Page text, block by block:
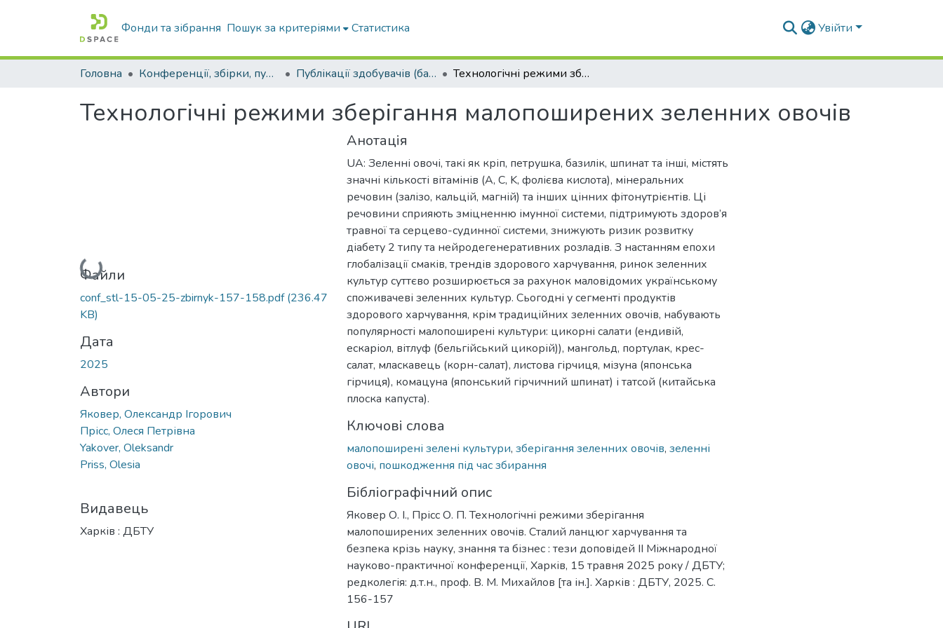
Фонди та зібрання Пошук за критеріями Статистика Увійти
Головна Конференції, збірки, публікації молодих вчених і здобувачів : магістрів, бакалаврів, аспірантів. Публікації здобувачів (бакалаврів. магістрів, аспірантів) Технологічні режими зберігання малопоширених зеленних овочів
Технологічні режими зберігання малопоширених зеленних овочів
Вантажиться...
Файли
conf_stl-15-05-25-zbirnyk-157-158.pdf(236.47
KB)
Дата
2025
Автори
Яковер, Олександр Ігорович
Прісс, Олеся Петрівна
Yakover, Oleksandr
Priss, Olesia
Видавець
Харків : ДБТУ
Анотація
UA: Зеленні овочі, такі як кріп, петрушка, базилік, шпинат та інші, містять
значні кількості вітамінів (A, C, K, фолієва кислота), мінеральних
речовин (залізо, кальцій, магній) та інших цінних фітонутрієнтів. Ці
речовини сприяють зміцненню імунної системи, підтримують здоров’я
травної та серцево-судинної системи, знижують ризик розвитку
діабету 2 типу та нейродегенеративних розладів. З настанням епохи
глобалізації смаків, трендів здорового харчування, ринок зеленних
культур суттєво розширюється за рахунок маловідомих українському
споживачеві зеленних культур. Сьогодні у сегменті продуктів
здорового харчування, крім традиційних зеленних овочів, набувають
популярності малопоширені культури: цикорні салати (ендивій,
ескаріол, вітлуф (бельгійський цикорій)), мангольд, портулак, крес-
салат, мласкавець (корн-салат), листова гірчиця, мізуна (японська
гірчиця), комацуна (японський гірчичний шпинат) і татсой (китайська
плоска капуста).
Ключові слова
малопоширені зелені культури, зберігання зеленних овочів, зеленні
овочі, пошкодження під час збирання
Бібліографічний опис
Яковер О. І., Прісс О. П. Технологічні режими зберігання
малопоширених зеленних овочів. Сталий ланцюг харчування та
безпека крізь науку, знання та бізнес : тези доповідей ІІ Міжнародної
науково-практичної конференції, Харків, 15 травня 2025 року / ДБТУ;
редколегія: д.т.н., проф. В. М. Михайлов [та ін.]. Харків : ДБТУ, 2025. С.
156-157